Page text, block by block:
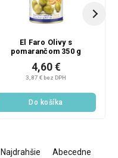
El Faro Olivy s
pomarančom 350 g
3,87 € bez DPH
4,60 €
Do košíka
Najdrahšie Abecedne